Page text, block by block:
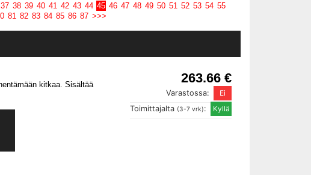
37 38 39 40 41 42 43 44 45 46 47 48 49 50 51 52 53 54 55
81 82 83 84 85 86 87 >>>
263.66 €
Varastossa:
Toimittajalta (3-7 vrk):
kitkaa. Sisältää